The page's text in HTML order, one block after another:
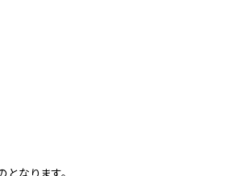
なります。